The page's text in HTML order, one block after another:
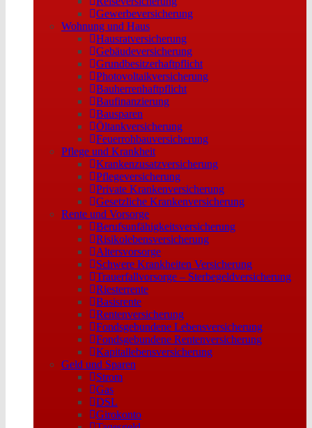
Gewerbeversicherung
Wohnung und Haus
Hausratversicherung
Gebäudeversicherung
Grundbesitzerhaftpflicht
Photovoltaikversicherung
Bauherrenhaftpflicht
Baufinanzierung
Bausparen
Öltankversicherung
Feuerrohbauversicherung
Pflege und Krankheit
Krankenzusatzversicherung
Pflegeversicherung
Private Krankenversicherung
Gesetzliche Krankenversicherung
Rente und Vorsorge
Berufs­unfähigkeitsversicherung
Risikolebensversicherung
Altersvorsorge
Schwere Krankheiten Versicherung
Trauerfallvorsorge – Sterbegeldversicherung
Riesterrente
Basisrente
Rentenversicherung
Fondsgebundene Lebensversicherung
Fondsgebundene Rentenversicherung
Kapitallebensversicherung
Geld und Sparen
Strom
Gas
DSL
Girokonto